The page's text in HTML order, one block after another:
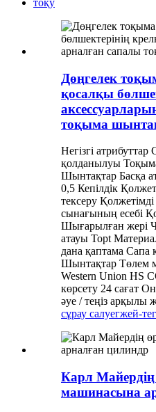
Дөңгелек
қосалқы
тоқыма
Негізгі атрибуттар
қолданылуы
Шынтақтар Басқа
0,5 Кепілдік
тексеру
сынағының есебі
Шығарылған жері
атауы Topt
дана қаптама Сапа
Шынтақтар Төлем
Western Union HS
көрсету 24 сағат
әуе / теңіз арқылы
сұрау салуегжей-
Карл Майердің
машинасына